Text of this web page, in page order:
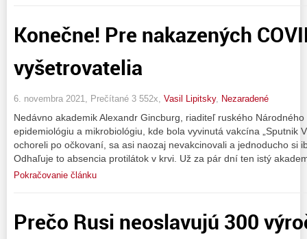
Konečne! Pre nakazených
vyšetrovatelia
6. novembra 2021, Prečítané 3 552x, Vasil Lipitsky, Nezaradené
Nedávno akademik Alexandr Gincburg, riaditeľ ruského
epidemiológiu a mikrobiológiu, kde bola vyvinutá vakcína „Sputnik
ochoreli po očkovaní, sa asi naozaj nevakcinovali a jednoducho si
Odhaľuje to absencia protilátok v krvi. Už za pár dní ten istý
Pokračovanie článku
Prečo Rusi neoslavujú 300